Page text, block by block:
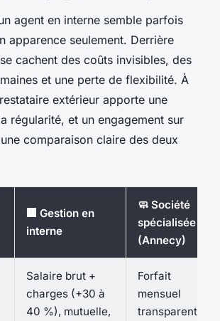
agent en interne semble parfois
apparence seulement. Derrière
cachent des coûts invisibles, des
et une perte de flexibilité. À
extérieur apporte une
régularité, et un engagement sur
comparaison claire des deux
🏢 Gestion en
interne
🧼 Société
spécialisée
(Annecy)
Salaire brut +
charges (+30 à
40 %), mutuelle,
Forfait
mensuel
transparent,